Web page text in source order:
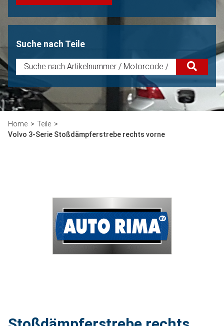
Suche nach Teile
Home
Teile
Volvo 3-Serie Stoßdämpferstrebe rechts vorne